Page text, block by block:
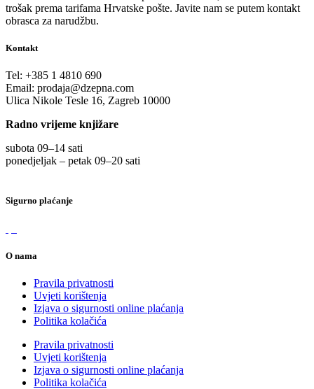
trošak prema tarifama Hrvatske pošte. Javite nam se putem kontakt
obrasca za narudžbu.
Kontakt
Tel: +385 1 4810 690
Email: prodaja@dzepna.com
Ulica Nikole Tesle 16, Zagreb 10000
Radno vrijeme knjižare
subota 09–14 sati
ponedjeljak – petak 09–20 sati
Sigurno plaćanje
O nama
Pravila privatnosti
Uvjeti korištenja
Izjava o sigurnosti online plaćanja
Politika kolačića
Pravila privatnosti
Uvjeti korištenja
Izjava o sigurnosti online plaćanja
Politika kolačića